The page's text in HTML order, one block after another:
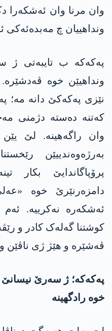
وان مرنا وان ئەشکەرا
ونداھییان چ مەبدەئەکی
ونداھیێن خوە ڤەدشێرە.
نێزی پەکەکێ دانە مە؛
کەتنە دەستە دژمنی
وان راگەھینە. لێ
بەرژەوەندییێن
پرۆپاگاندایێ بکار
دامزەرنێرێ خوە
ئەشکەرە نەکرییە.
کوشتنا گەلەک کادر و
ڤەشێرە و ھێژ ژی ناڤێن
پەکەکە؛ ژ سەرێ نیسانێ
خوە رادگھینە